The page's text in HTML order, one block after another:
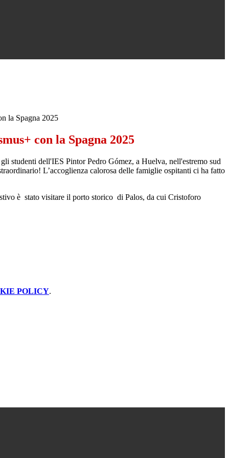
la Spagna 2025
con la Spagna 2025
studenti dell'IES Pintor Pedro Gómez, a Huelva, nell'estremo sud
L’accoglienza calorosa delle famiglie ospitanti ci ha fatto
è stato visitare il porto storico di Palos, da cui Cristoforo
POLICY.